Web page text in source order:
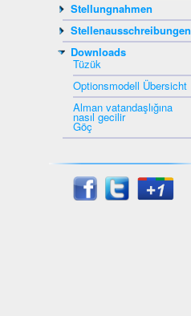
Stellungnahmen
Stellenausschreibungen
Downloads
Tüzük
Optionsmodell Übersicht
Alman vatandaşlığına
nasıl gecilir
Göç